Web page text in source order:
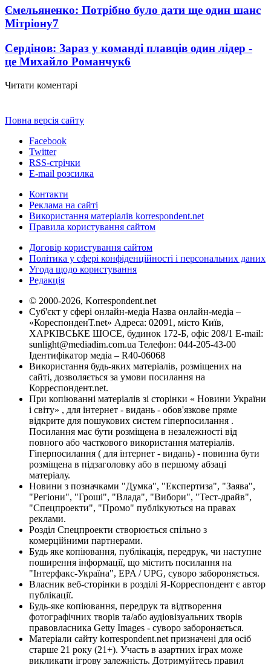
Ємельяненко: Потрібно було дати ще один шанс
Мітріону7
Сердінов: Зараз у команді плавців один лідер -
це Михайло Романчук6
Читати коментарі
Повна версія сайту
Facebook
Twitter
RSS-стрічки
E-mail розсилка
Контакти
Реклама на сайті
Використання матеріалів korrespondent.net
Правила користування сайтом
Договір користування сайтом
Політика у сфері конфіденційності і персональних даних
Угода щодо користування
Редакція
© 2000-2026, Korrespondent.net
Суб'єкт у сфері онлайн-медіа Назва онлайн-медіа –
«КореспонденТ.net» Адреса: 02091, місто Київ,
ХАРКІВСЬКЕ ШОСЕ, будинок 172-Б, офіс 208/1 E-mail:
sunlight@mediadim.com.ua Телефон: 044-205-43-00
Ідентифікатор медіа – R40-06068
Використання будь-яких матеріалів, розміщених на
сайті, дозволяється за умови посилання на
Корреспондент.net.
При копіюванні матеріалів зі сторінки « Новини України
і світу» , для інтернет - видань - обов'язкове пряме
відкрите для пошукових систем гіперпосилання .
Посилання має бути розміщена в незалежності від
повного або часткового використання матеріалів.
Гіперпосилання ( для інтернет - видань) - повинна бути
розміщена в підзаголовку або в першому абзаці
матеріалу.
Новини з позначками "Думка", "Експертиза", "Заява",
"Регіони", "Гроші", "Влада", "Вибори", "Тест-драйв",
"Спецпроекти", "Промо" публікуються на правах
реклами.
Розділ Спецпроекти створюється спільно з
комерційними партнерами.
Будь яке копіювання, публікація, передрук, чи наступне
поширення інформації, що містить посилання на
"Інтерфакс-Україна", EPA / UPG, суворо забороняється.
Власник веб-сторінки в розділі Я-Корреспондент є автор
публікації.
Будь-яке копіювання, передрук та відтворення
фотографічних творів та/або аудіовізуальних творів
правовласника Getty Images - суворо забороняється.
Матеріали сайту korrespondent.net призначені для осіб
старше 21 року (21+). Участь в азартних іграх може
викликати ігрову залежність. Дотримуйтесь правил